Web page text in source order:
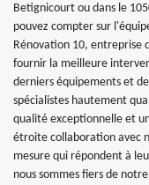
Betignicourt ou dans le
pouvez compter sur
Rénovation 10, entreprise
fournir la meilleure
derniers équipements et
spécialistes hautement
qualité exceptionnelle et
étroite collaboration avec
mesure qui répondent à
nous sommes fiers de